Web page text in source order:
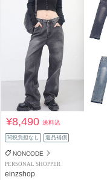
¥8,490送料込
関税負担なし 返品補償
NONCODE
PERSONAL SHOPPER
einzshop